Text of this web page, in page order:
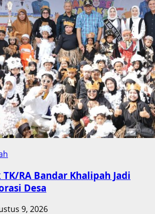
RA Bandar Khalipah Jadi
Desa
9, 2026